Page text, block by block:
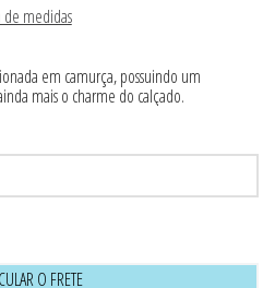
de medidas
em camurça, possuindo um
mais o charme do calçado.
O FRETE